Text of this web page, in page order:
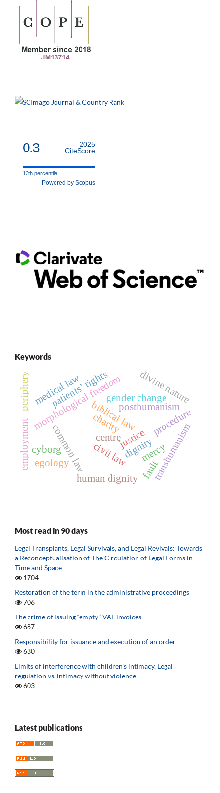
0.3
2025
CiteScore
13th percentile
Powered by Scopus
Keywords
mercy
charity
biblical law
civil law
common law justice
dignity
morphological freedom
cyborg transhumanism
posthumanism
divine nature
patients’ rights
medical law
human dignity
employment egology
centre
periphery gender change
procedure
fault
Most read in 90 days
Legal Transplants, Legal Survivals, and Legal Revivals: Towards
a Reconceptualisation of The Circulation of Legal Forms in
Time and Space
1704
Restoration of the term in the administrative proceedings
706
The crime of issuing “empty” VAT invoices
687
Responsibility for issuance and execution of an order
630
Limits of interference with children’s intimacy. Legal
regulation vs. intimacy without violence
603
Latest publications